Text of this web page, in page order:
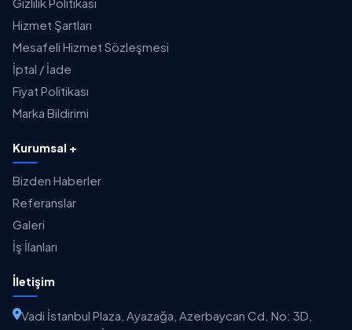
Hizmet Şartları
Mesafeli Hizmet Sözleşmesi
İptal / İade
Fiyat Politikası
Marka Bildirimi
Kurumsal +
Bizden Haberler
Referanslar
Galeri
İş İlanları
İletişim
Vadi İstanbul Plaza, Ayazağa, Azerbaycan Cd. No: 3D,